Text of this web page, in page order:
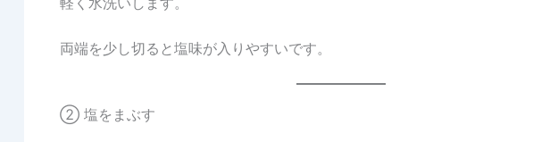
両端を少し切ると塩味が入りやすいです。
② 塩をまぶす